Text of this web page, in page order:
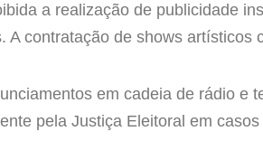
a realização de publicidade
A contratação de shows
em cadeia de rádio e
pela Justiça Eleitoral em